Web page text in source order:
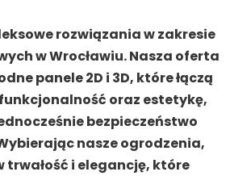
rozwiązania w zakresie
w Wrocławiu. Nasza oferta
panele 2D i 3D, które łączą
oraz estetykę,
bezpieczeństwo
nasze ogrodzenia,
trwałość i elegancję, które